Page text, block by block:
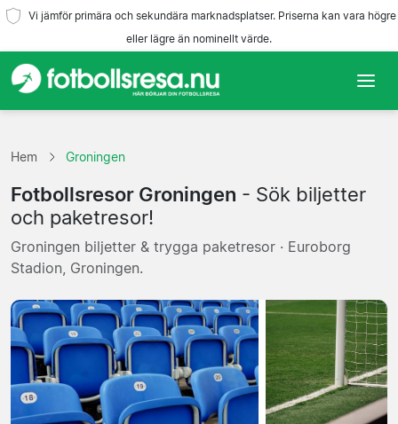
Vi jämför primära och sekundära marknadsplatser. Priserna kan vara högre
eller lägre än nominellt värde.
Lag
Ligor
Resebyråer
Hem Groningen
Fotbollsresor Groningen - Sök biljetter
och paketresor!
Groningen biljetter & trygga paketresor · Euroborg
Stadion, Groningen.